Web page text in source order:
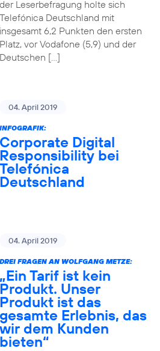
der Leserbefragung holte sich
Telefónica Deutschland mit
insgesamt 6,2 Punkten den ersten
Platz, vor Vodafone (5,9) und der
Deutschen […]
04. April 2019
INFOGRAFIK:
Corporate Digital
Responsibility bei
Telefónica
Deutschland
04. April 2019
DREI FRAGEN AN WOLFGANG METZE:
„Ein Tarif ist kein
Produkt. Unser
Produkt ist das
gesamte Erlebnis, das
wir dem Kunden
bieten“